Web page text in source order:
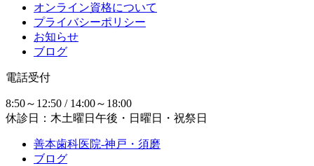
オンライン資格について
プライバシーポリシー
お知らせ
ブログ
電話受付
8:50～12:50 / 14:00～18:00
休診日：木土曜日午後・日曜日・祝祭日
善本歯科医院-神戸・須磨
ブログ